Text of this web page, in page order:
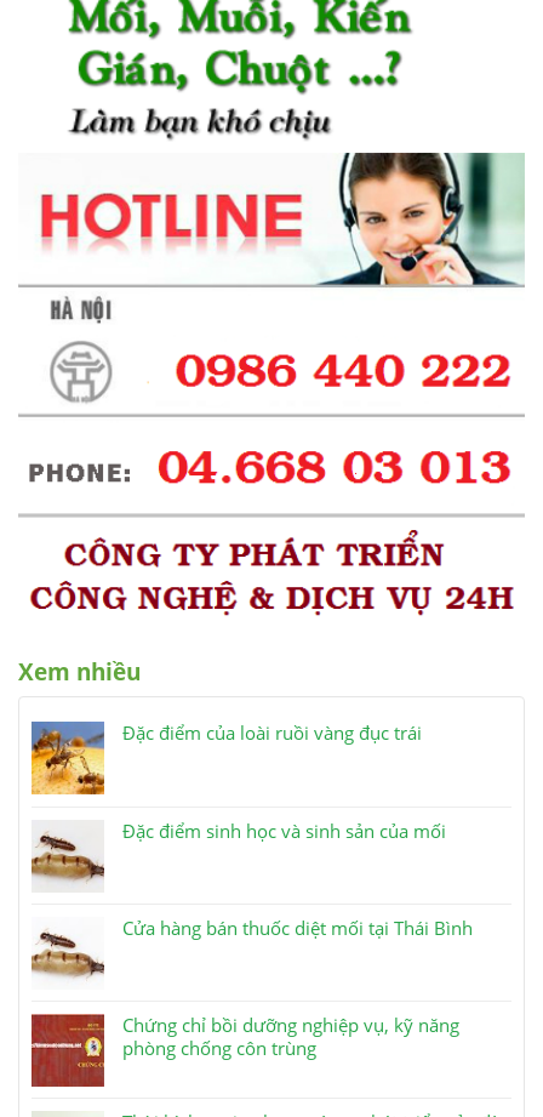
Xem nhiều
Đặc điểm của loài ruồi vàng đục trái
Đặc điểm sinh học và sinh sản của mối
Cửa hàng bán thuốc diệt mối tại Thái Bình
Chứng chỉ bồi dưỡng nghiệp vụ, kỹ năng
phòng chống côn trùng